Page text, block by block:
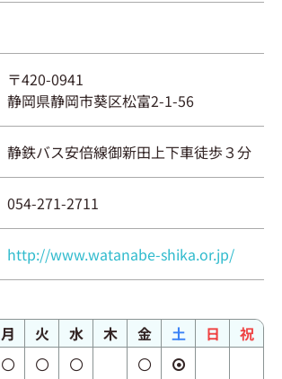
〒420-0941
静岡県静岡市葵区松富2-1-56
静鉄バス安倍線御新田上下車徒歩３分
054-271-2711
http://www.watanabe-shika.or.jp/
月 火 水 木 金 土 日 祝